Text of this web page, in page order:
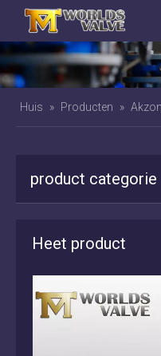
Huis » Producten »
product categorie
Heet product